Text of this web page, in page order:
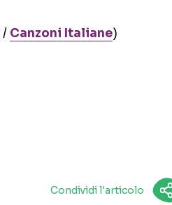
/ Canzoni Italiane)
Condividi l'articolo